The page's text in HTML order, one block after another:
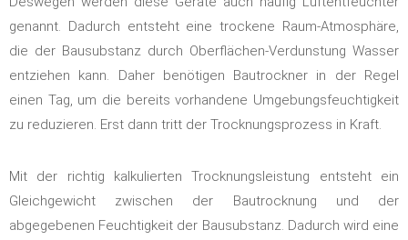
genannt. Dadurch entsteht eine trockene Raum-Atmosphäre,
die der Bausubstanz durch Oberflächen-Verdunstung Wasser
entziehen kann. Daher benötigen Bautrockner in der Regel
einen Tag, um die bereits vorhandene Umgebungsfeuchtigkeit
zu reduzieren. Erst dann tritt der Trocknungsprozess in Kraft.
Mit der richtig kalkulierten Trocknungsleistung entsteht ein
Gleichgewicht zwischen der Bautrocknung und der
abgegebenen Feuchtigkeit der Bausubstanz. Dadurch wird eine